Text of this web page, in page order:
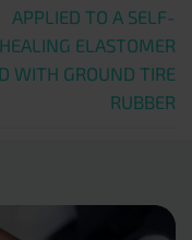
APPLIED TO A SELF-
HEALING ELASTOMER
WITH GROUND TIRE
RUBBER